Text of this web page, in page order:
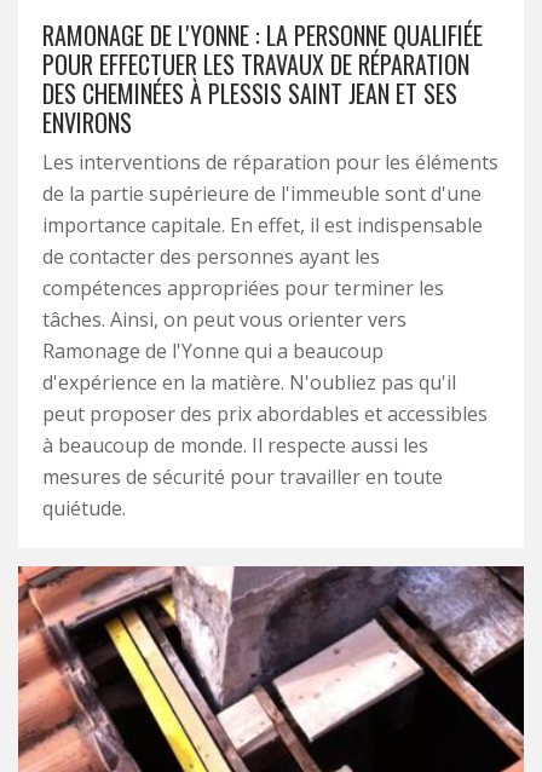
RAMONAGE DE L'YONNE : LA PERSONNE QUALIFIÉE
POUR EFFECTUER LES TRAVAUX DE RÉPARATION
DES CHEMINÉES À PLESSIS SAINT JEAN ET SES
ENVIRONS
Les interventions de réparation pour les éléments
de la partie supérieure de l'immeuble sont d'une
importance capitale. En effet, il est indispensable
de contacter des personnes ayant les
compétences appropriées pour terminer les
tâches. Ainsi, on peut vous orienter vers
Ramonage de l'Yonne qui a beaucoup
d'expérience en la matière. N'oubliez pas qu'il
peut proposer des prix abordables et accessibles
à beaucoup de monde. Il respecte aussi les
mesures de sécurité pour travailler en toute
quiétude.